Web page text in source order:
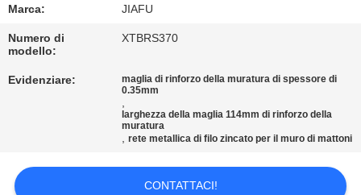
CONTATTICI
RICHIEDA
CITAZIONE
Marca: JIAFU
Numero di
modello:
XTBRS370
Evidenziare:
maglia di rinforzo della muratura di spessore di
0.35mm
,
larghezza della maglia 114mm di rinforzo della
muratura
,rete metallica di filo zincato per il muro di mattoni
CONTATTACI!